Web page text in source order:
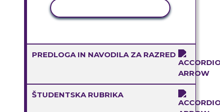
PREDLOGA IN NAVODILA ZA RAZRED
ŠTUDENTSKA RUBRIKA